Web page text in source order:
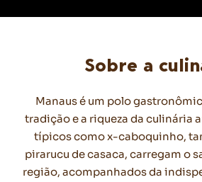
Sobre a
Manaus é um polo
tradição e a riqueza da culinária
típicos como x-caboquinho,
pirarucu de casaca, carregam o
região, acompanhados da